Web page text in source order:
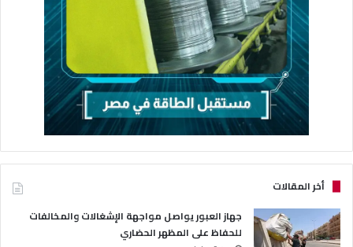
أخر المقالات
جهاز العبور يواصل مواجهة الإشغالات والمخالفات
للحفاظ على المظهر الحضاري